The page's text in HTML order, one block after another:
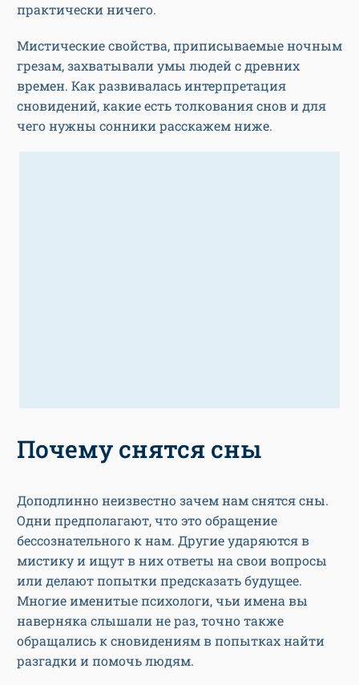
практически ничего.
Мистические свойства, приписываемые ночным
грезам, захватывали умы людей с древних
времен. Как развивалась интерпретация
сновидений, какие есть толкования снов и для
чего нужны сонники расскажем ниже.
Почему снятся сны
Доподлинно неизвестно зачем нам снятся сны.
Одни предполагают, что это обращение
бессознательного к нам. Другие ударяются в
мистику и ищут в них ответы на свои вопросы
или делают попытки предсказать будущее.
Многие именитые психологи, чьи имена вы
наверняка слышали не раз, точно также
обращались к сновидениям в попытках найти
разгадки и помочь людям.